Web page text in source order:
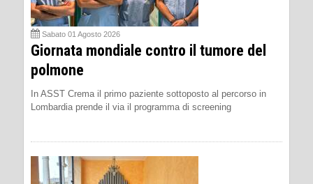
Sabato 01 Agosto 2026
Giornata mondiale contro il tumore del
polmone
In ASST Crema il primo paziente sottoposto al percorso in
Lombardia prende il via il programma di screening